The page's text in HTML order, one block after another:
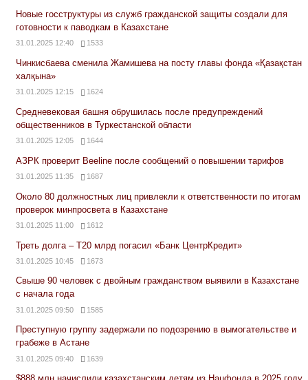
Новые госструктуры из служб гражданской защиты создали для
готовности к паводкам в Казахстане
31.01.2025 12:40 1533
Чинкисбаева сменила Жамишева на посту главы фонда «Қазақстан
халқына»
31.01.2025 12:15 1624
Средневековая башня обрушилась после предупреждений
общественников в Туркестанской области
31.01.2025 12:05 1644
АЗРК проверит Beeline после сообщений о повышении тарифов
31.01.2025 11:35 1687
Около 80 должностных лиц привлекли к ответственности по итогам
проверок минпросвета в Казахстане
31.01.2025 11:00 1612
Треть долга – Т20 млрд погасил «Банк ЦентрКредит»
31.01.2025 10:45 1673
Свыше 90 человек с двойным гражданством выявили в Казахстане
с начала года
31.01.2025 09:50 1585
Преступную группу задержали по подозрению в вымогательстве и
грабеже в Астане
31.01.2025 09:40 1639